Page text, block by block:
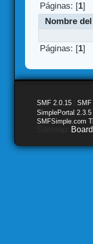
Páginas: [1]
Nombre
Páginas: [1]
SMF 2.0.15
SimplePortal
SMFSimple.com